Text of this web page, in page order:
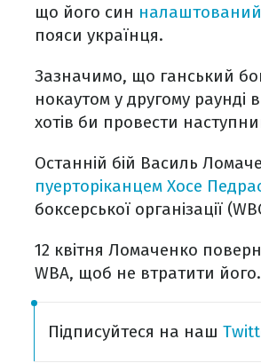
що його син налаштований
пояси українця.
Зазначимо, що ганський
нокаутом у другому раунді
хотів би провести
Останній бій Василь
пуерторіканцем Хосе
боксерської організації
12 квітня Ломаченко
WBA, щоб не втратити його.
Підписуйтеся на наш